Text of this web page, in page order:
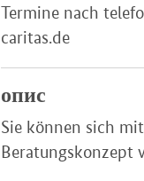
Termine nach
caritas.de
опис
Sie können sich
Beratungskonzept